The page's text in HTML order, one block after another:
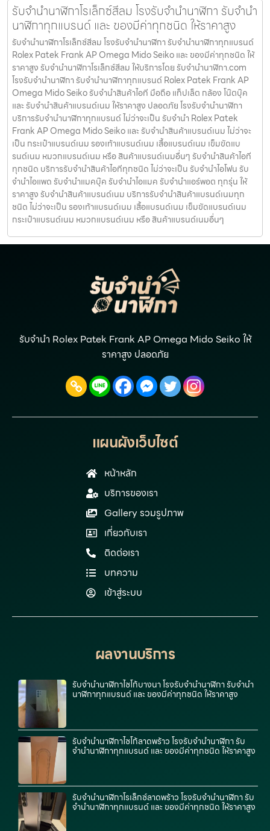
รับจำนำนาฬิกาโรเล็กซ์สีลม โรงรับจำนำนาฬิกา รับจำนำ
นาฬิกาทุกแบรนด์ และ ของมีค่าทุกชนิด ให้ราคาสูง
รับจำนำนาฬิกาโรเล็กซ์สีลม โรงรับจำนำนาฬิกา รับจำนำนาฬิกาทุกแบรนด์
Rolex Patek Frank AP Omega Mido Seiko และ ของมีค่าทุกชนิด ให้
ราคาสูง รับจำนำนาฬิกาโรเล็กซ์สีลม ให้บริการโดย รับจํานํานาฬิกา.com
โรงรับจำนำนาฬิกา รับจำนำนาฬิกาทุกแบรนด์ Rolex Patek Frank AP
Omega Mido Seiko รับจำนำสินค้าไอที มือถือ แท็ปเล็ต กล้อง โน๊ตบุ๊ค
และ รับจำนำสินค้าแบรนด์เนม ให้ราคาสูง ปลอดภัย โรงรับจำนำนาฬิกา
บริการรับจำนำนาฬิกาทุกแบรนด์ ไม่ว่าจะเป็น รับจำนำ Rolex Patek
Frank AP Omega Mido Seiko และ รับจำนำสินค้าแบรนด์เนม ไม่ว่าจะ
เป็น กระเป๋าแบรนด์เนม รองเท้าแบรนด์เนม เสื้อแบรนด์เนม เข็มขัดแบ
รนด์เนม หมวกแบรนด์เนม หรือ สินค้าแบรนด์เนมอื่นๆ รับจำนำสินค้าไอที
ทุกชนิด บริการรับจำนำสินค้าไอทีทุกชนิด ไม่ว่าจะเป็น รับจำนำไอโฟน รับ
จำนำไอแพด รับจำนำแมคบุ๊ค รับจำนำไอแมค รับจำนำแอร์พอต ทุกรุ่น ให้
ราคาสูง รับจำนำสินค้าแบรนด์เนม บริการรับจำนำสินค้าแบรนด์เนมทุก
ชนิด ไม่ว่าจะเป็น รองเท้าแบรนด์เนม เสื้อแบรนด์เนม เข็มขัดแบรนด์เนม
กระเป๋าแบรนด์เนม หมวกแบรนด์เนม หรือ สินค้าแบรนด์เนมอื่นๆ
รับจำนำ Rolex Patek Frank AP Omega Mido Seiko ให้
ราคาสูง ปลอดภัย
แผนผังเว็บไซต์
หน้าหลัก
บริการของเรา
Gallery รวมรูปภาพ
เกี่ยวกับเรา
ติดต่อเรา
บทความ
เข้าสู่ระบบ
ผลงานบริการ
รับจำนำนาฬิกาไซโก้บางนา โรงรับจำนำนาฬิกา รับจำนำ
นาฬิกาทุกแบรนด์ และ ของมีค่าทุกชนิด ให้ราคาสูง
รับจำนำนาฬิกาไซโก้ลาดพร้าว โรงรับจำนำนาฬิกา รับ
จำนำนาฬิกาทุกแบรนด์ และ ของมีค่าทุกชนิด ให้ราคาสูง
รับจำนำนาฬิกาโรเล็กซ์ลาดพร้าว โรงรับจำนำนาฬิกา รับ
จำนำนาฬิกาทุกแบรนด์ และ ของมีค่าทุกชนิด ให้ราคาสูง